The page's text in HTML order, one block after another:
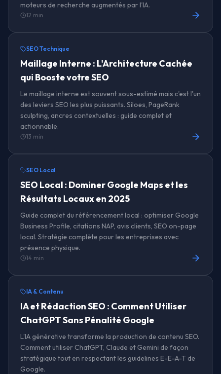
moteurs de recherche augmentés par l'IA.
12 min
SEO Technique
Maillage Interne : L'Architecture Cachée
qui Booste votre SEO
Le maillage interne est souvent sous-estimé mais c'est l'un
des leviers SEO les plus puissants. Siloes, PageRank
sculpting, ancres contextuelles : guide complet et
actionnable.
13 min
SEO Local
SEO Local : Dominer Google Maps et les
Résultats Locaux en 2025
Guide complet du référencement local : optimiser Google
Business Profile, citations NAP, avis clients, SEO on-page
local. Stratégie complète pour les entreprises avec
présence physique.
14 min
IA & Contenu
IA et Rédaction SEO : Comment Utiliser
ChatGPT Sans Pénalité Google
L'IA générative transforme la production de contenu SEO.
Comment utiliser ChatGPT, Claude et Gemini de façon
stratégique tout en respectant les guidelines E-E-A-T de
Google.